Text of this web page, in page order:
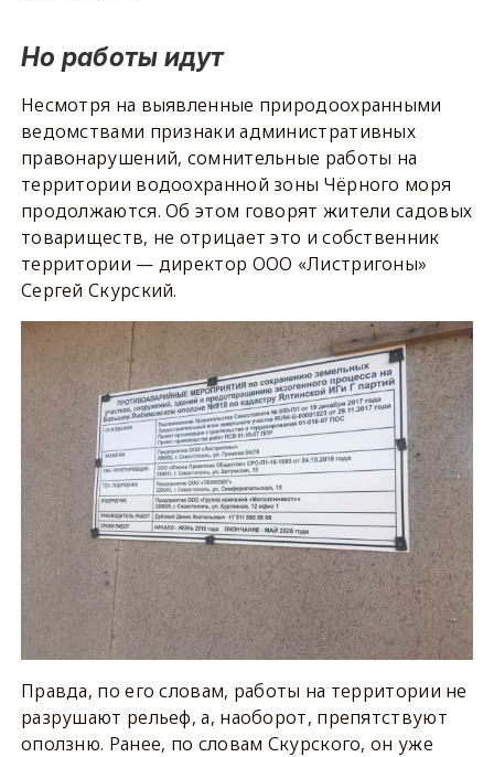
Но работы идут
Несмотря на выявленные природоохранными
ведомствами признаки административных
правонарушений, сомнительные работы на
территории водоохранной зоны Чёрного моря
продолжаются. Об этом говорят жители садовых
товариществ, не отрицает это и собственник
территории — директор ООО «Листригоны»
Сергей Скурский.
Правда, по его словам, работы на территории не
разрушают рельеф, а, наоборот, препятствуют
оползню. Ранее, по словам Скурского, он уже